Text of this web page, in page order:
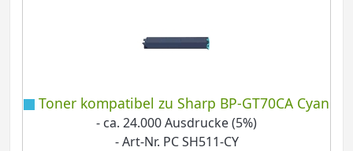
Toner kompatibel zu Sharp BP-GT70CA Cyan
- ca. 24.000 Ausdrucke (5%)
- Art-Nr. PC SH511-CY